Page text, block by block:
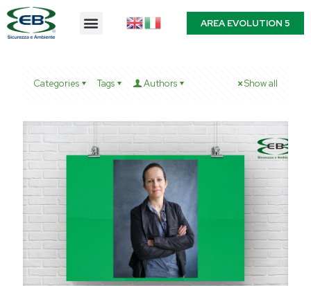
AREA EVOLUTION 5
Categories Tags Authors Show all